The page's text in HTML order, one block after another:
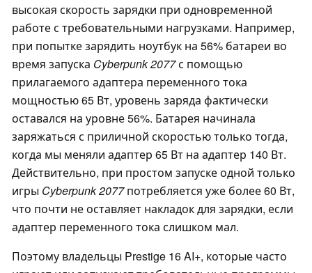
высокая скорость зарядки при одновременной
работе с требовательными нагрузками. Например,
при попытке зарядить ноутбук на 56% батареи во
время запуска Cyberpunk 2077с помощью
прилагаемого адаптера переменного тока
мощностью 65 Вт, уровень заряда фактически
оставался на уровне 56%. Батарея начинала
заряжаться с приличной скоростью только тогда,
когда мы меняли адаптер 65 Вт на адаптер 140 Вт.
Действительно, при простом запуске одной только
игры Cyberpunk 2077потребляется уже более 60 Вт,
что почти не оставляет накладок для зарядки, если
адаптер переменного тока слишком мал.
Поэтому владельцы Prestige 16 AI+, которые часто